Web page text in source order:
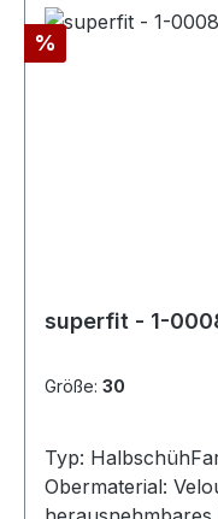
Rabatt
%
superfit - 1-
Größe: 30
Typ:
Obermaterial: